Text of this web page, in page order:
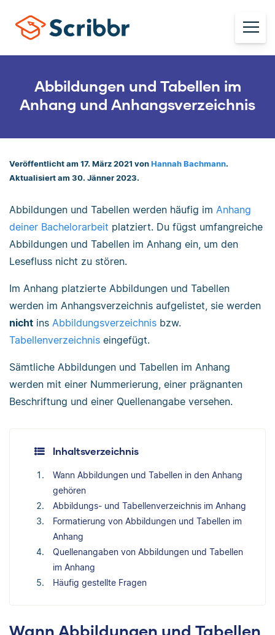
Abbildungen und Tabellen im
Anhang und Anhangsverzeichnis
Veröffentlicht am 17. März 2021 von Hannah Bachmann.
Aktualisiert am 30. Jänner 2023.
Abbildungen und Tabellen werden häufig im Anhang
deiner Bachelorarbeit platziert. Du fügst umfangreiche
Abbildungen und Tabellen im Anhang ein, um den
Lesefluss nicht zu stören.
Im Anhang platzierte Abbildungen und Tabellen
werden im Anhangsverzeichnis aufgelistet, sie werden
nicht ins Abbildungsverzeichnis bzw.
Tabellenverzeichnis eingefügt.
Sämtliche Abbildungen und Tabellen im Anhang
werden mit einer Nummerierung, einer prägnanten
Beschriftung und einer Quellenangabe versehen.
Inhaltsverzeichnis
Wann Abbildungen und Tabellen in den Anhang
gehören
Abbildungs- und Tabellenverzeichnis im Anhang
Formatierung von Abbildungen und Tabellen im
Anhang
Quellenangaben von Abbildungen und Tabellen
im Anhang
Häufig gestellte Fragen
Wann Abbildungen und Tabellen